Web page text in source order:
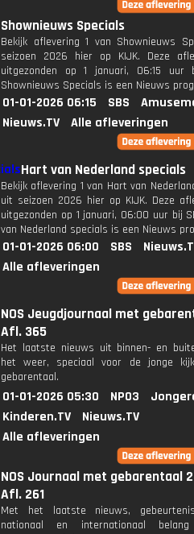
Shownieuws Specials
Bekijk aflevering 1 van Shownieuws
seizoen 2026 hier op KIJK. Deze
uitgezonden op 1 januari, 06:15 uur
Shownieuws Specials is een Nieuws
01-01-2026 06:15 SBS
Nieuws.TV
Alle afleveringen
Hart van Nederland specials
Bekijk aflevering 1 van Hart van
uit seizoen 2026 hier op KIJK. Deze
uitgezonden op 1 januari, 06:00 uur bij
van Nederland specials is een Nieuws
01-01-2026 06:00 SBS
Alle afleveringen
NOS Jeugdjournaal met
Afl. 365
Het laatste nieuws uit binnen- en
het weer, speciaal voor de jonge
gebarentaal.
01-01-2026 05:30 NPO3
Kinderen.TV
Nieuws.TV
Alle afleveringen
NOS Journaal met gebarentaal
Afl. 261
Met het laatste nieuws,
nationaal en internationaal